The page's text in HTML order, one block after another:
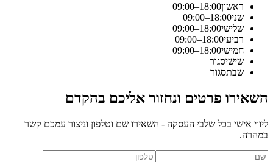
ראשון09:00–18:00
שני09:00–18:00
שלישי09:00–18:00
רביעי09:00–18:00
חמישי09:00–18:00
שישיסגור
שבתסגור
השאירו פרטים ונחזור אליכם בהקדם
ליווי אישי בכל שלבי העסקה - השאירו שם וטלפון וניצור עמכם קשר
במהרה.